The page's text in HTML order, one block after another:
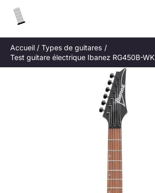
Accueil
Types de guitares
Test guitare électrique Ibanez RG450B-WK
h